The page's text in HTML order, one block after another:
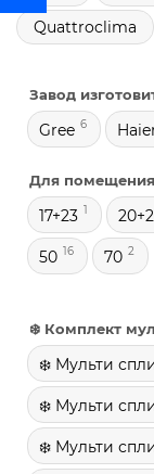
Quattroclima
Завод
Gree 6
Для
17+23 1
50 16 70 2
❄️ Комплект
❄️ Мульти
❄️ Мульти
❄️ Мульти